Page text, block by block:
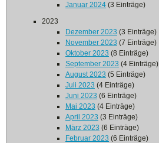
Januar 2024 (3 Einträge)
2023
Dezember 2023 (3 Einträge)
November 2023 (7 Einträge)
Oktober 2023 (8 Einträge)
September 2023 (4 Einträge)
August 2023 (5 Einträge)
Juli 2023 (4 Einträge)
Juni 2023 (6 Einträge)
Mai 2023 (4 Einträge)
April 2023 (3 Einträge)
März 2023 (6 Einträge)
Februar 2023 (6 Einträge)